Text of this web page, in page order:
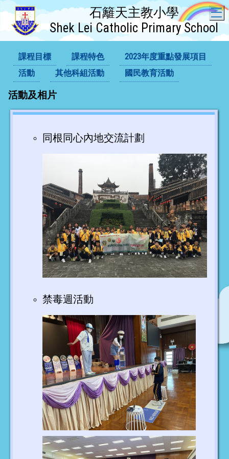
石籬天主教小學
Shek Lei Catholic Primary School
課程目標 課程特色
2023年度重點發展項目
活動
其他科組活動 國民教育活動
活動及相片
同根同心內地交流計劃
禁毒週活動